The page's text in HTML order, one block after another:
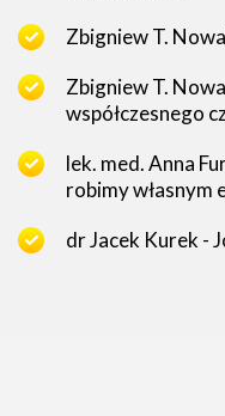
Zbigniew T.
Zbigniew T.
współczesnego
lek. med. Anna
robimy własnym
dr Jacek Kurek -